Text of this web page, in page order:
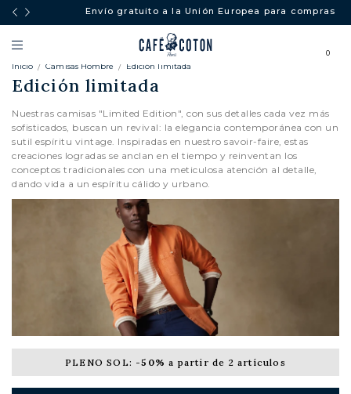
Envío gratuito a la Unión Europea para compras superiores
250€.
0
Inicio Camisas Hombre Edición limitada
Edición limitada
Nuestras camisas "Limited Edition", con sus detalles cada vez más
sofisticados, buscan un revival: la elegancia contemporánea con un
sutil espíritu vintage. Inspiradas en nuestro savoir-faire, estas
creaciones logradas se anclan en el tiempo y reinventan los
conceptos tradicionales con una meticulosa atención al detalle,
dando vida a un espíritu cálido y urbano.
PLENO SOL: -50% a partir de 2 artículos